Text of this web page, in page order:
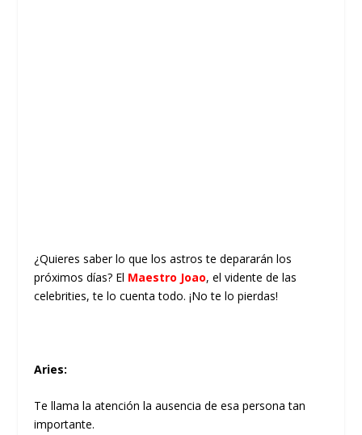
¿Quieres saber lo que los astros te depararán los
próximos días? El Maestro Joao, el vidente de las
celebrities, te lo cuenta todo. ¡No te lo pierdas!
Aries:
Te llama la atención la ausencia de esa persona tan
importante.